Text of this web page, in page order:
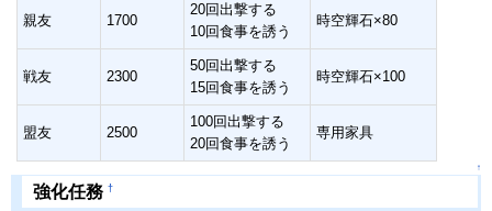
親友 1700
20回出撃する
10回食事を誘う
時空輝石×80
戦友 2300
50回出撃する
15回食事を誘う
時空輝石×100
盟友 2500
100回出撃する
20回食事を誘う
専用家具
↑
強化任務 †